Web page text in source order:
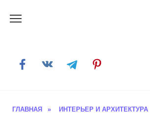
ГЛАВНАЯ » ИНТЕРЬЕР И АРХИТЕКТУРА